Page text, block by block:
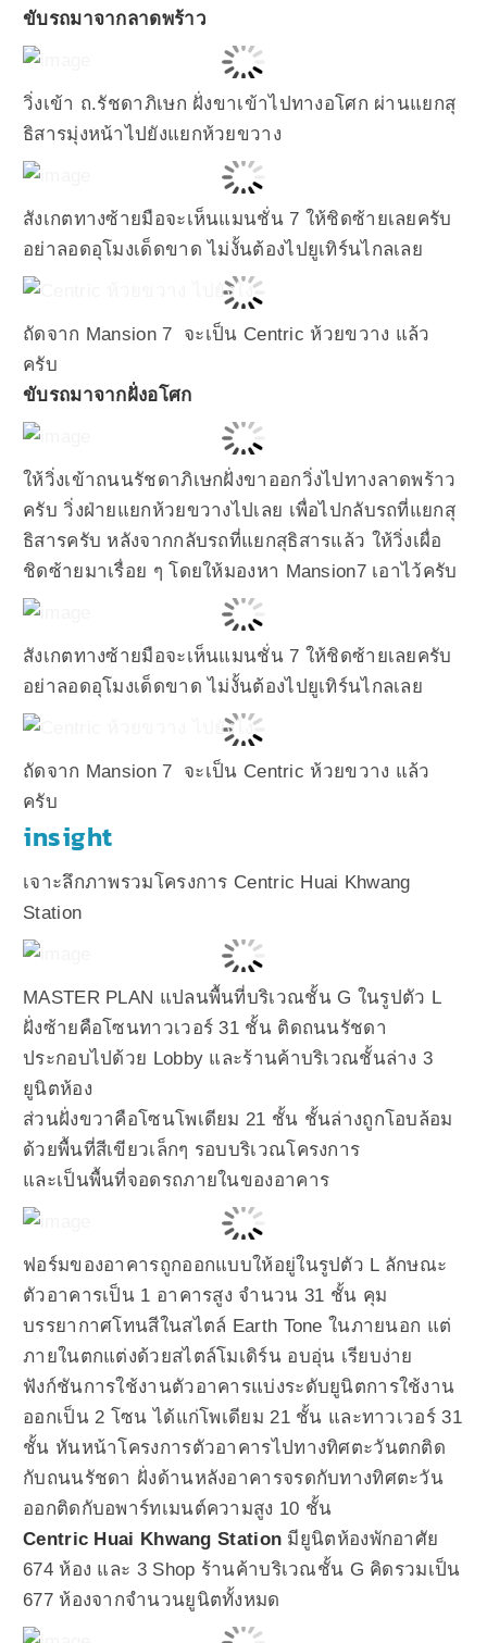
ขับรถมาจากลาดพร้าว
วิ่งเข้า ถ.รัชดาภิเษก ฝั่งขาเข้าไปทางอโศก ผ่านแยกสุ
ธิสารมุ่งหน้าไปยังแยกห้วยขวาง
สังเกตทางซ้ายมือจะเห็นแมนชั่น 7 ให้ชิดซ้ายเลยครับ
อย่าลอดอุโมงเด็ดขาด ไม่งั้นต้องไปยูเทิร์นไกลเลย
ถัดจาก Mansion 7 จะเป็น Centric ห้วยขวาง แล้ว
ครับ
ขับรถมาจากฝั่งอโศก
ให้วิ่งเข้าถนนรัชดาภิเษกฝั่งขาออกวิ่งไปทางลาดพร้าว
ครับ วิ่งฝ่ายแยกห้วยขวางไปเลย เพื่อไปกลับรถที่แยกสุ
ธิสารครับ หลังจากกลับรถที่แยกสุธิสารแล้ว ให้วิ่งเผื่อ
ชิดซ้ายมาเรื่อย ๆ โดยให้มองหา Mansion7 เอาไว้ครับ
สังเกตทางซ้ายมือจะเห็นแมนชั่น 7 ให้ชิดซ้ายเลยครับ
อย่าลอดอุโมงเด็ดขาด ไม่งั้นต้องไปยูเทิร์นไกลเลย
ถัดจาก Mansion 7 จะเป็น Centric ห้วยขวาง แล้ว
ครับ
insight
เจาะลึกภาพรวมโครงการ Centric Huai Khwang
Station
MASTER PLAN แปลนพื้นที่บริเวณชั้น G ในรูปตัว L
ฝั่งซ้ายคือโซนทาวเวอร์ 31 ชั้น ติดถนนรัชดา
ประกอบไปด้วย Lobby และร้านค้าบริเวณชั้นล่าง 3
ยูนิตห้อง
ส่วนฝั่งขวาคือโซนโพเดียม 21 ชั้น ชั้นล่างถูกโอบล้อม
ด้วยพื้นที่สีเขียวเล็กๆ รอบบริเวณโครงการ
และเป็นพื้นที่จอดรถภายในของอาคาร
ฟอร์มของอาคารถูกออกแบบให้อยู่ในรูปตัว L ลักษณะ
ตัวอาคารเป็น 1 อาคารสูง จำนวน 31 ชั้น คุม
บรรยากาศโทนสีในสไตล์ Earth Tone ในภายนอก แต่
ภายในตกแต่งด้วยสไตล์โมเดิร์น อบอุ่น เรียบง่าย
ฟังก์ชันการใช้งานตัวอาคารแบ่งระดับยูนิตการใช้งาน
ออกเป็น 2 โซน ได้แก่โพเดียม 21 ชั้น และทาวเวอร์ 31
ชั้น หันหน้าโครงการตัวอาคารไปทางทิศตะวันตกติด
กับถนนรัชดา ฝั่งด้านหลังอาคารจรดกับทางทิศตะวัน
ออกติดกับอพาร์ทเมนต์ความสูง 10 ชั้น
Centric Huai Khwang Station มียูนิตห้องพักอาศัย
674 ห้อง และ 3 Shop ร้านค้าบริเวณชั้น G คิดรวมเป็น
677 ห้องจากจำนวนยูนิตทั้งหมด